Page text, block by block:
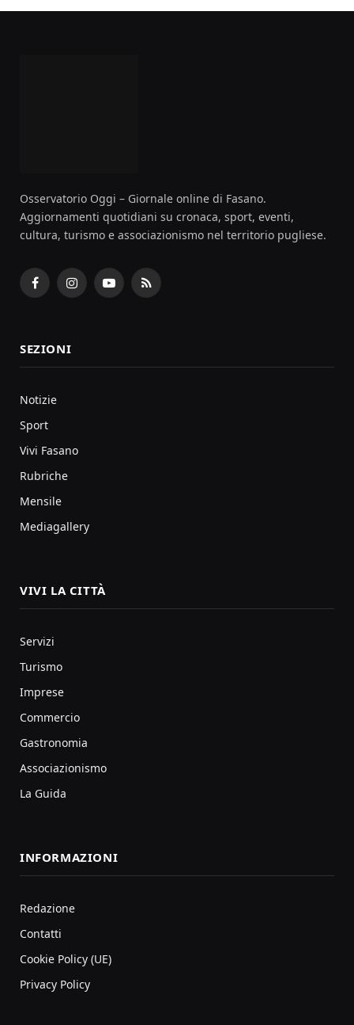
Osservatorio Oggi – Giornale online di Fasano.
Aggiornamenti quotidiani su cronaca, sport, eventi,
cultura, turismo e associazionismo nel territorio pugliese.
FacebookInstagramYouTubeRSS
SEZIONI
Notizie
Sport
Vivi Fasano
Rubriche
Mensile
Mediagallery
VIVI LA CITTÀ
Servizi
Turismo
Imprese
Commercio
Gastronomia
Associazionismo
La Guida
INFORMAZIONI
Redazione
Contatti
Cookie Policy (UE)
Privacy Policy